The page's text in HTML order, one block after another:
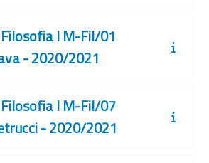
I M-Fil/01
- 2020/2021
I M-Fil/07
- 2020/2021